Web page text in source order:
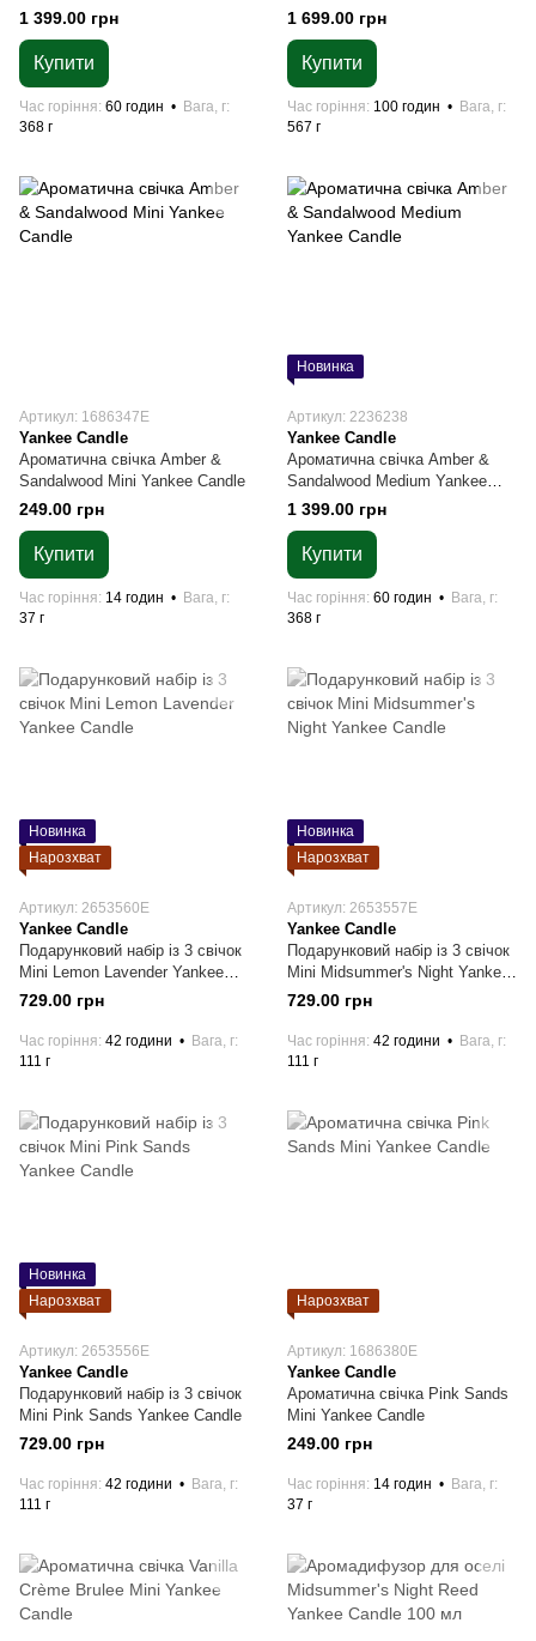
Candle
1 399.00 грн
Купити
Час горіння 60 годин
Вага, г
368 г
1 699.00 грн
Купити
Час горіння 100 годин
Вага, г
567 г
Артикул: 1686347E
Yankee Candle
Ароматична свічка Amber &
Sandalwood Mini Yankee Candle
249.00 грн
Купити
Час горіння 14 годин
Вага, г
37 г
Новинка
Артикул: 2236238
Yankee Candle
Ароматична свічка Amber &
Sandalwood Medium Yankee
Candle
1 399.00 грн
Купити
Час горіння 60 годин
Вага, г
368 г
Новинка
Нарозхват
Артикул: 2653560E
Yankee Candle
Подарунковий набір із 3 свічок
Mini Lemon Lavender Yankee
Candle
729.00 грн
Час горіння 42 години
Вага, г
111 г
Новинка
Нарозхват
Артикул: 2653557E
Yankee Candle
Подарунковий набір із 3 свічок
Mini Midsummer's Night Yankee
Candle
729.00 грн
Час горіння 42 години
Вага, г
111 г
Новинка
Нарозхват
Артикул: 2653556E
Yankee Candle
Подарунковий набір із 3 свічок
Mini Pink Sands Yankee Candle
729.00 грн
Час горіння 42 години
Вага, г
111 г
Нарозхват
Артикул: 1686380E
Yankee Candle
Ароматична свічка Pink Sands
Mini Yankee Candle
249.00 грн
Час горіння 14 годин
Вага, г
37 г